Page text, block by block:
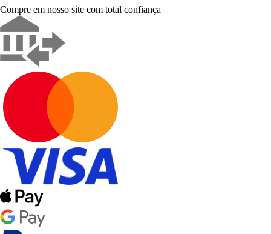
Compre em nosso site com total confiança